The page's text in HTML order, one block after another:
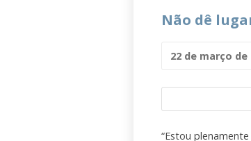
Não dê
22 de março de
“Estou